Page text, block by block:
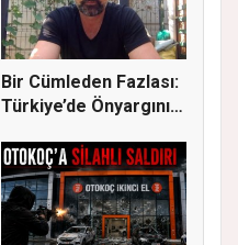
Bir Cümleden Fazlası:
Türkiye’de Önyargının